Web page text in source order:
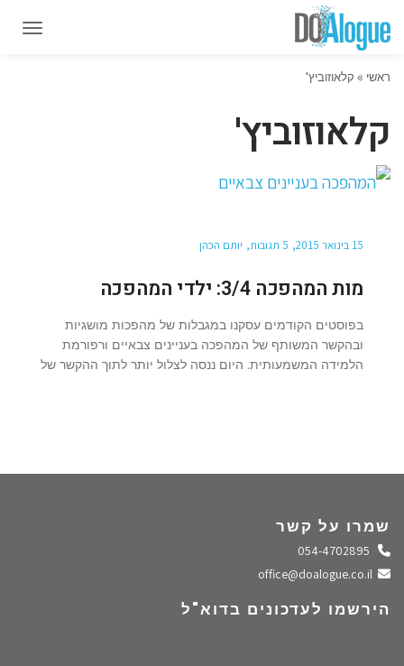
ראשי » קלאוזוביץ'
קלאוזוביץ'
15 בינואר 2015 5 תגובות יותם הכהן
מות המהפכה 3/4: ילדי המהפכה
בפוסטים הקודמים עסקנו במגבלות של מהפכות מושגיות
ובהקשר המשותף של המהפכה בעניינים צבאיים ורפורמת
הלמידה המשמעותית. היום ננסה לצלול יותר לתוך ההקשר של
שמרו על קשר
התקשרו אלינו
שלחו מייל
הירשמו לעדכונים בדוא"ל